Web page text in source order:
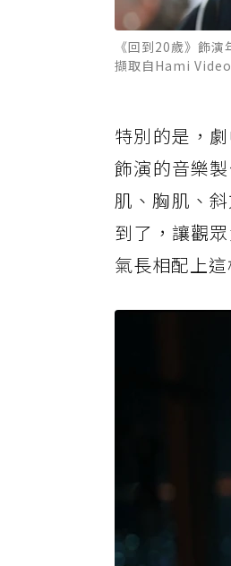
《回到20歲》飾
擷取自Hami Video
特別的是，
飾演的音樂
肌、胸肌、
到了，讓觀
氣長相配上